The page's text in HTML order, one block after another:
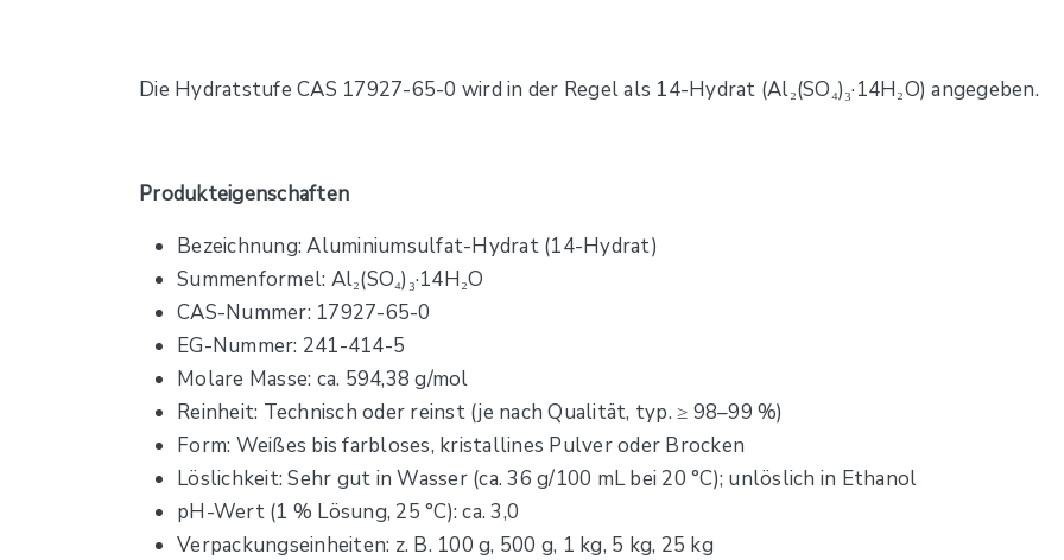
Die Hydratstufe CAS 17927-65-0 wird in der Regel als 14-Hydrat (Al₂(SO₄)₃·14H₂O) angegeben.
Produkteigenschaften
Bezeichnung: Aluminiumsulfat-Hydrat (14-Hydrat)
Summenformel: Al₂(SO₄)₃·14H₂O
CAS-Nummer: 17927-65-0
EG-Nummer: 241-414-5
Molare Masse: ca. 594,38 g/mol
Reinheit: Technisch oder reinst (je nach Qualität, typ. ≥ 98–99 %)
Form: Weißes bis farbloses, kristallines Pulver oder Brocken
Löslichkeit: Sehr gut in Wasser (ca. 36 g/100 mL bei 20 °C); unlöslich in Ethanol
pH-Wert (1 % Lösung, 25 °C): ca. 3,0
Verpackungseinheiten: z. B. 100 g, 500 g, 1 kg, 5 kg, 25 kg